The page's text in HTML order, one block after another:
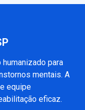
para
mentais. A
equipe
eficaz.